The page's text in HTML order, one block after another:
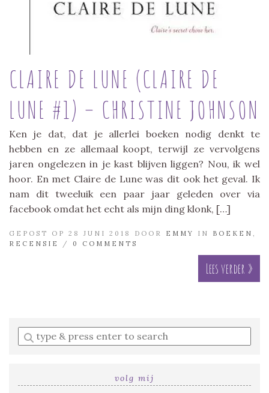
CLAIRE DE LUNE (CLAIRE DE
LUNE #1) – CHRISTINE JOHNSON
Ken je dat, dat je allerlei boeken nodig denkt te
hebben en ze allemaal koopt, terwijl ze vervolgens
jaren ongelezen in je kast blijven liggen? Nou, ik wel
hoor. En met Claire de Lune was dit ook het geval. Ik
nam dit tweeluik een paar jaar geleden over via
facebook omdat het echt als mijn ding klonk, […]
GEPOST OP 28 JUNI 2018 DOOR EMMY IN BOEKEN
RECENSIE
/ 0 COMMENTS
Lees verder »
Enter
a
volg mij